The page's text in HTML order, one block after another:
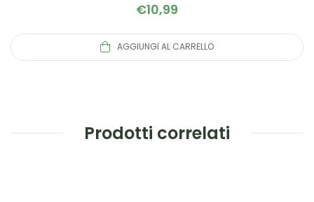
€10,99
AGGIUNGI AL CARRELLO
Prodotti correlati